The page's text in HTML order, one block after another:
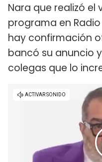
Nara que realizó el
programa en
hay confirmación
bancó su anuncio
colegas que lo